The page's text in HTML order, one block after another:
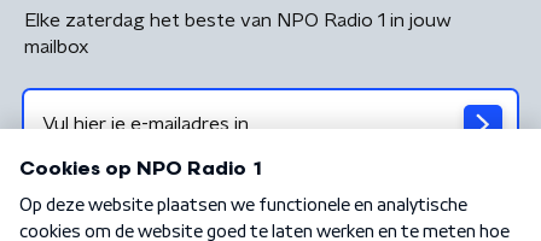
Elke zaterdag het beste van NPO Radio 1 in jouw
mailbox